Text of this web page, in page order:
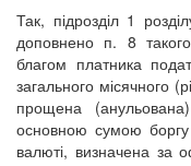
Так, підрозділ 1
доповнено п. 8
благом платника
загального місячного
прощена
основною сумою
валюті, визначена за